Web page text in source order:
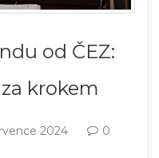
od ČEZ:
krokem
2024 0